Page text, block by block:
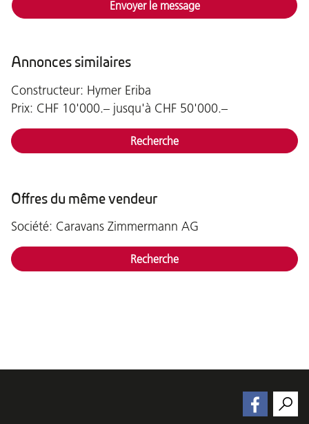
Envoyer le message
Annonces similaires
Constructeur: Hymer Eriba
Prix: CHF 10'000.– jusqu'à CHF 50'000.–
Recherche
Offres du même vendeur
Société: Caravans Zimmermann AG
Recherche